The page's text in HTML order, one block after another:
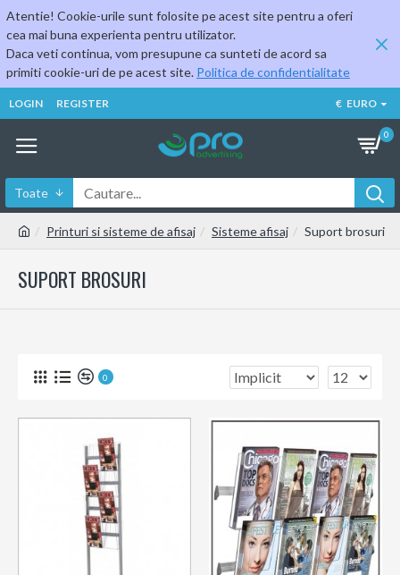
Atentie! Cookie-urile sunt folosite pe acest site pentru a oferi
cea mai buna experienta pentru utilizator.
Daca veti continua, vom presupune ca sunteti de acord sa
primiti cookie-uri de pe acest site. Politica de confidentialitate
LOGIN REGISTER € EURO
0
Toate
Printuri si sisteme de afisaj Sisteme afisaj Suport brosuri
SUPORT BROSURI
0